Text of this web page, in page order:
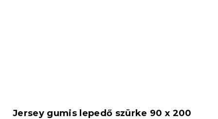
Jersey gumis lepedő szürke 90 x 200